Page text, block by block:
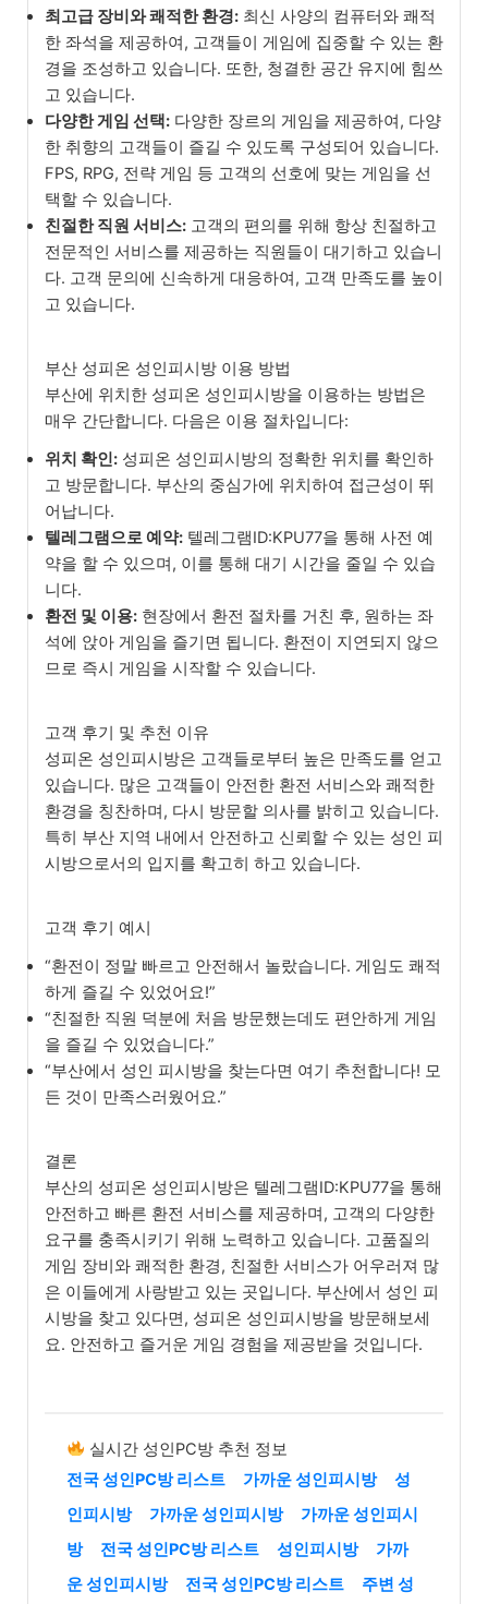
최고급 장비와 쾌적한 환경: 최신 사양의 컴퓨터와 쾌적
한 좌석을 제공하여, 고객들이 게임에 집중할 수 있는 환
경을 조성하고 있습니다. 또한, 청결한 공간 유지에 힘쓰
고 있습니다.
다양한 게임 선택: 다양한 장르의 게임을 제공하여, 다양
한 취향의 고객들이 즐길 수 있도록 구성되어 있습니다.
FPS, RPG, 전략 게임 등 고객의 선호에 맞는 게임을 선
택할 수 있습니다.
친절한 직원 서비스: 고객의 편의를 위해 항상 친절하고
전문적인 서비스를 제공하는 직원들이 대기하고 있습니
다. 고객 문의에 신속하게 대응하여, 고객 만족도를 높이
고 있습니다.
부산 성피온 성인피시방 이용 방법
부산에 위치한 성피온 성인피시방을 이용하는 방법은
매우 간단합니다. 다음은 이용 절차입니다:
위치 확인: 성피온 성인피시방의 정확한 위치를 확인하
고 방문합니다. 부산의 중심가에 위치하여 접근성이 뛰
어납니다.
텔레그램으로 예약: 텔레그램ID:KPU77을 통해 사전 예
약을 할 수 있으며, 이를 통해 대기 시간을 줄일 수 있습
니다.
환전 및 이용: 현장에서 환전 절차를 거친 후, 원하는 좌
석에 앉아 게임을 즐기면 됩니다. 환전이 지연되지 않으
므로 즉시 게임을 시작할 수 있습니다.
고객 후기 및 추천 이유
성피온 성인피시방은 고객들로부터 높은 만족도를 얻고
있습니다. 많은 고객들이 안전한 환전 서비스와 쾌적한
환경을 칭찬하며, 다시 방문할 의사를 밝히고 있습니다.
특히 부산 지역 내에서 안전하고 신뢰할 수 있는 성인 피
시방으로서의 입지를 확고히 하고 있습니다.
고객 후기 예시
“환전이 정말 빠르고 안전해서 놀랐습니다. 게임도 쾌적
하게 즐길 수 있었어요!”
“친절한 직원 덕분에 처음 방문했는데도 편안하게 게임
을 즐길 수 있었습니다.”
“부산에서 성인 피시방을 찾는다면 여기 추천합니다! 모
든 것이 만족스러웠어요.”
결론
부산의 성피온 성인피시방은 텔레그램ID:KPU77을 통해
안전하고 빠른 환전 서비스를 제공하며, 고객의 다양한
요구를 충족시키기 위해 노력하고 있습니다. 고품질의
게임 장비와 쾌적한 환경, 친절한 서비스가 어우러져 많
은 이들에게 사랑받고 있는 곳입니다. 부산에서 성인 피
시방을 찾고 있다면, 성피온 성인피시방을 방문해보세
요. 안전하고 즐거운 게임 경험을 제공받을 것입니다.
실시간 성인PC방 추천 정보
전국 성인PC방 리스트
가까운 성인피시방
성
인피시방
가까운 성인피시방
가까운 성인피시
방
전국 성인PC방 리스트 성인피시방
가까
운 성인피시방
전국 성인PC방 리스트
주변 성